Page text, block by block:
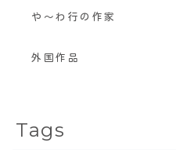
や〜わ行の作家
外国作品
Tags